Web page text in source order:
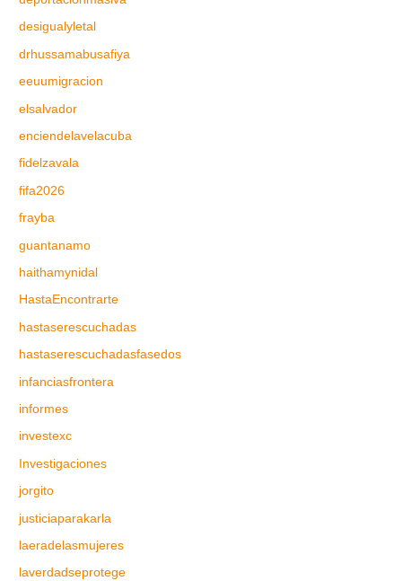
desigualyletal
drhussamabusafiya
eeuumigracion
elsalvador
enciendelavelacuba
fidelzavala
fifa2026
frayba
guantanamo
haithamynidal
HastaEncontrarte
hastaserescuchadas
hastaserescuchadasfasedos
infanciasfrontera
informes
investexc
Investigaciones
jorgito
justiciaparakarla
laeradelasmujeres
laverdadseprotege